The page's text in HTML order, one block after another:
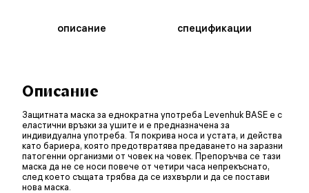
описание спецификации
Описание
Защитната маска за еднократна употреба Levenhuk BASE е с
еластични връзки за ушите и е предназначена за
индивидуална употреба. Тя покрива носа и устата, и действа
като бариера, която предотвратява предаването на заразни
патогенни организми от човек на човек. Препоръчва се тази
маска да не се носи повече от четири часа непрекъснато,
след което същата трябва да се изхвърли и да се постави
нова маска.